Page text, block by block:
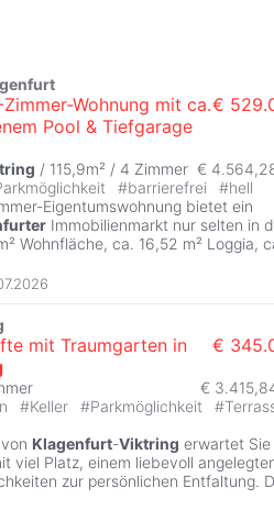
Wohnung mit ca.
Pool & Tiefgarage
€
/ 115,9m² / 4 Zimmer €
#barrierefrei #hell
Eigentumswohnung bietet ein
Immobilienmarkt nur selten in
Wohnfläche, ca. 16,52 m² Loggia,
mit Traumgarten in
€
€
#Keller #Parkmöglichkeit #
Klagenfurt-Viktring erwartet
viel Platz, einem liebevoll
zur persönlichen Entfaltung.